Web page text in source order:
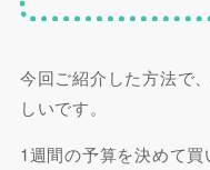
今回ご紹介した方法で
しいです。
1週間の予算を決めて